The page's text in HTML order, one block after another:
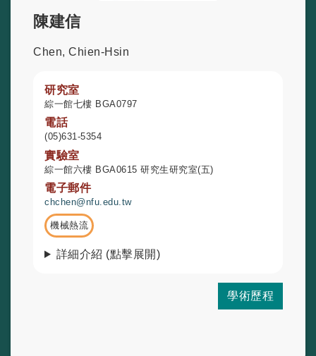
陳建信
Chen, Chien-Hsin
研究室
綜一館七樓 BGA0797
電話
(05)631-5354
實驗室
綜一館六樓 BGA0615 研究生研究室(五)
電子郵件
chchen@nfu.edu.tw
機械熱流
詳細介紹 (點擊展開)
學術歷程